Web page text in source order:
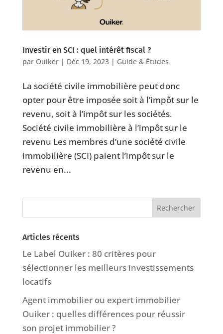
Investir en SCI : quel intérêt fiscal ?
par Ouiker| Déc 19, 2023| Guide & Études
La société civile immobilière peut donc
opter pour être imposée soit à l’impôt sur le
revenu, soit à l’impôt sur les sociétés.
Société civile immobilière à l’impôt sur le
revenu Les membres d’une société civile
immobilière (SCI) paient l’impôt sur le
revenu en...
Articles récents
Le Label Ouiker : 80 critères pour
sélectionner les meilleurs investissements
locatifs
Agent immobilier ou expert immobilier
Ouiker : quelles différences pour réussir
son projet immobilier ?